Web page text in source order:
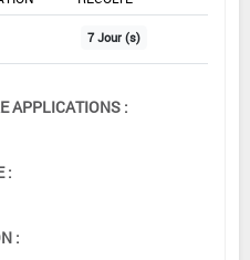
7 Jour (s)
APPLICATIONS :
:
: